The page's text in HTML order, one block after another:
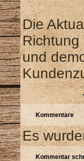
Die
Richtung
und
Kommentare
Es
Kommentar